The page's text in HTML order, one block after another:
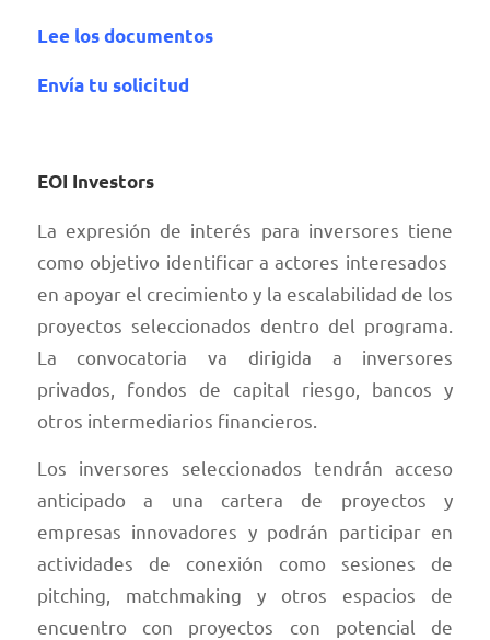
Lee los documentos
Envía tu solicitud
EOI Investors
La expresión de interés para inversores tiene
como objetivo identificar a actores interesados ​​
en apoyar el crecimiento y la escalabilidad de los
proyectos seleccionados dentro del programa.
La convocatoria va dirigida a inversores
privados, fondos de capital riesgo, bancos y
otros intermediarios financieros.
Los inversores seleccionados tendrán acceso
anticipado a una cartera de proyectos y
empresas innovadores y podrán participar en
actividades de conexión como sesiones de
pitching, matchmaking y otros espacios de
encuentro con proyectos con potencial de